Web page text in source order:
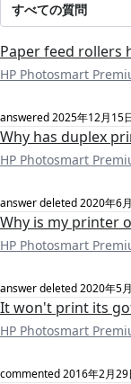
すべての質問
Paper feed rollers
HP Photosmart
answered2025年12月15
Why has duplex
HP Photosmart
answer deleted2020年6
Why is my printer
HP Photosmart
answer deleted2020年5
It won't print its
HP Photosmart
commented2016年2月29